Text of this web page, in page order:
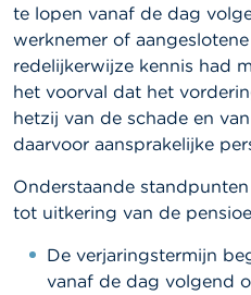
r
d
e
S
M
A
N
i
te lopen vanaf de dag
werknemer of
redelijkerwijze kennis had
het voorval dat het
hetzij van de schade en
daarvoor aansprakelijke
Onderstaande
tot uitkering van de
De verjaringstermijn
vanaf de dag volgend